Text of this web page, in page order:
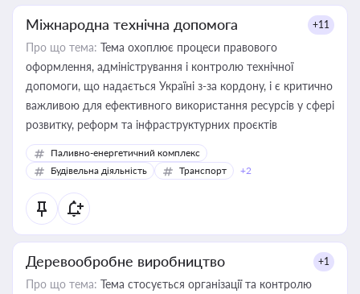
Міжнародна технічна допомога +11
Про що тема: Тема охоплює процеси правового
оформлення, адміністрування і контролю технічної
допомоги, що надається Україні з-за кордону, і є критично
важливою для ефективного використання ресурсів у сфері
розвитку, реформ та інфраструктурних проєктів
Паливно-енергетичний комплекс
Будівельна діяльність
Транспорт +2
Деревообробне виробництво +1
Про що тема: Тема стосується організації та контролю